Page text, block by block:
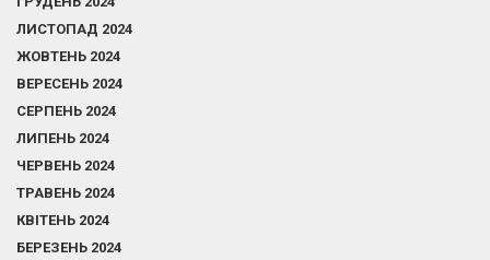
ЛИСТОПАД 2024
ЖОВТЕНЬ 2024
ВЕРЕСЕНЬ 2024
СЕРПЕНЬ 2024
ЛИПЕНЬ 2024
ЧЕРВЕНЬ 2024
ТРАВЕНЬ 2024
КВІТЕНЬ 2024
БЕРЕЗЕНЬ 2024